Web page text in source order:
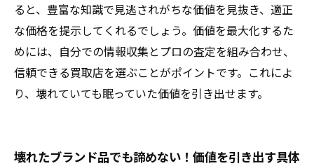
ると、豊富な知識で見逃されがちな価値を見抜き、適正
な価格を提示してくれるでしょう。価値を最大化するた
めには、自分での情報収集とプロの査定を組み合わせ、
信頼できる買取店を選ぶことがポイントです。これによ
り、壊れていても眠っていた価値を引き出せます。
壊れたブランド品でも諦めない！価値を引き出す具体